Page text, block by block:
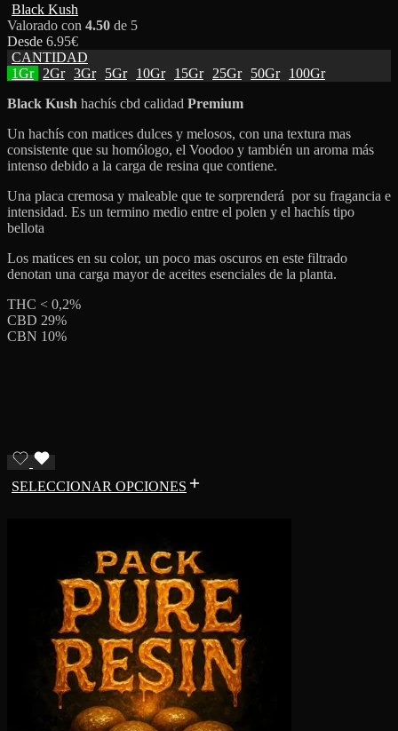
Black Kush
Valorado con 4.50 de 5
Desde 6.95€
CANTIDAD
1Gr
2Gr 3Gr 5Gr 10Gr 15Gr 25Gr 50Gr
100Gr
Black Kush hachís cbd calidad Premium
Un hachís con matices dulces y melosos, con una textura mas
consistente que su homólogo, el Voodoo y también un aroma más
intenso debido a la carga de resina que contiene.
Una placa cremosa y maleable que te sorprenderá por su fragancia e
intensidad. Es un termino medio entre el polen y el hachís tipo
bellota
Los matices en su color, un poco mas oscuros en este filtrado
denotan una carga mayor de aceites esenciales de la planta.
THC < 0,2%
CBD 29%
CBN 10%
SELECCIONAR OPCIONES